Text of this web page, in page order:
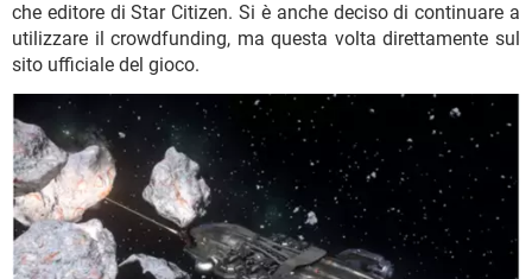
che editore di Star Citizen. Si è anche deciso di continuare a
utilizzare il crowdfunding, ma questa volta direttamente sul
sito ufficiale del gioco.